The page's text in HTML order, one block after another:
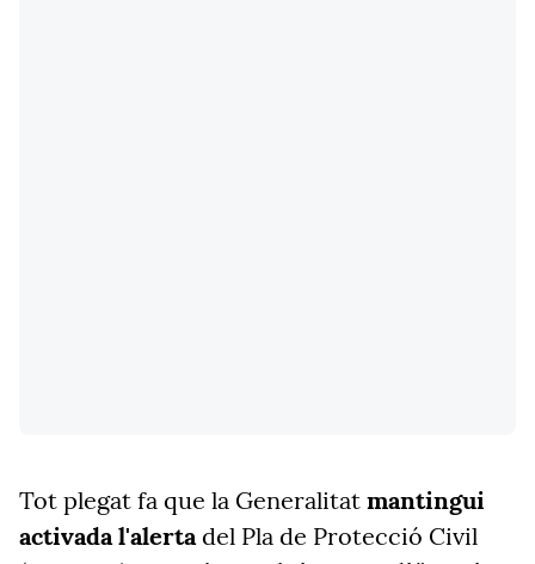
Tot plegat fa que la Generalitat mantingui
activada l'alertadel Pla de Protecció Civil